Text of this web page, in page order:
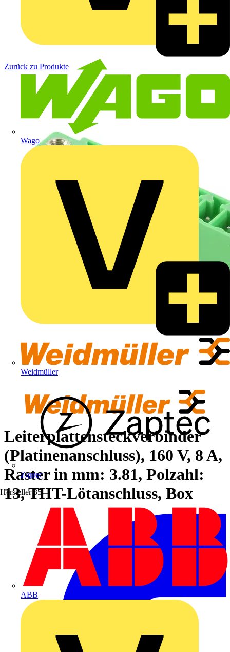
Wago
Weidmüller
Zaptec
Hersteller 35
ABB
Zurück zu Produkte
Leiterplattensteckverbinder
(Platinenanschluss), 160 V, 8 A,
Raster in mm: 3.81, Polzahl:
13, THT-Lötanschluss, Box